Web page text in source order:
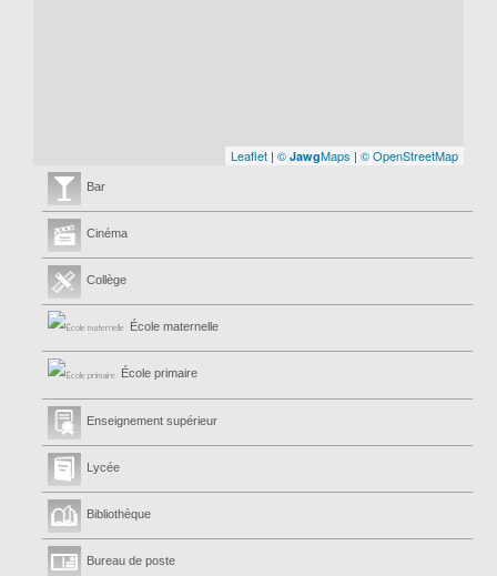
Leaflet | © JawgMaps | © OpenStreetMap
Bar
Cinéma
Collège
École maternelle
École primaire
Enseignement supérieur
Lycée
Bibliothèque
Bureau de poste